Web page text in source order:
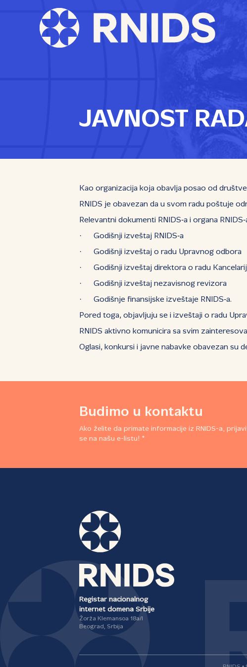
JAVNOST
Kao organizacija koja obavlja posao od
RNIDS je obavezan da u svom radu poštuje
Relevantni dokumenti RNIDS‑a i organa
· Godišnji izveštaj RNIDS‑a
· Godišnji izveštaj o radu Upravnog odbora
· Godišnji izveštaj direktora o radu
· Godišnji izveštaj nezavisnog revizora
· Godišnje finansijske izveštaje RNIDS‑a.
Pored toga, objavljuju se i izveštaji o radu
RNIDS aktivno komunicira sa svim
Oglasi, konkursi i javne nabavke obavezan su
Budimo u kontaktu
Ako želite da primate informacije iz RNIDS-a,
se na našu e-listu! *
Registar nacionalnog
internet domena Srbije
Žorža Klemansoa 18a/I
Beograd, Srbija